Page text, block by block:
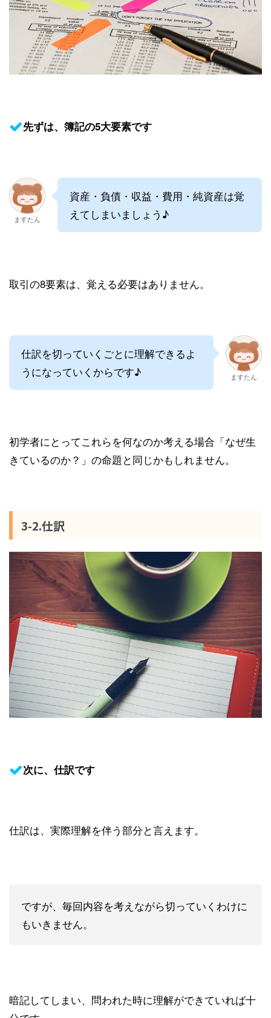
先ずは、簿記の5大要素です
ますたん
資産・負債・収益・費用・純資産は覚
えてしまいましょう♪
取引の8要素は、覚える必要はありません。
仕訳を切っていくごとに理解できるよ
うになっていくからです♪
ますたん
初学者にとってこれらを何なのか考える場合「なぜ生
きているのか？」の命題と同じかもしれません。
3-2.仕訳
次に、仕訳です
仕訳は、実際理解を伴う部分と言えます。
ですが、毎回内容を考えながら切っていくわけに
もいきません。
暗記してしまい、問われた時に理解ができていれば十